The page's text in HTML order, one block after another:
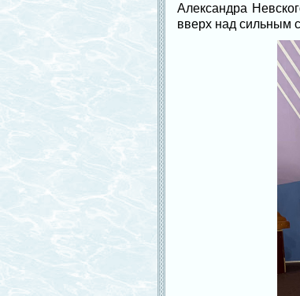
Александра
вверх над сильным